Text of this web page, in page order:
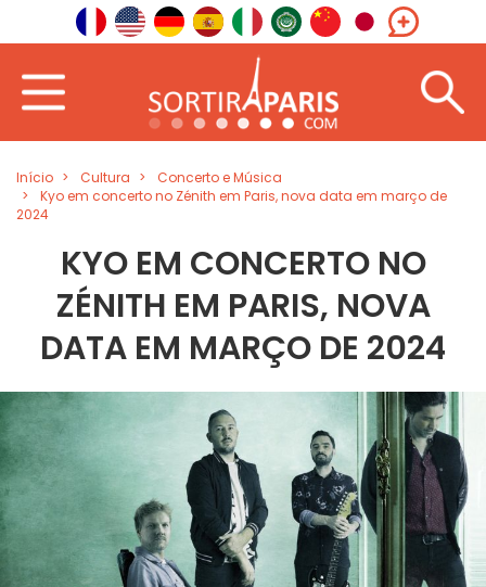
Início Cultura
Concerto e Música
Kyo em concerto no Zénith em Paris, nova data em março de
2024
KYO EM CONCERTO NO
ZÉNITH EM PARIS, NOVA
DATA EM MARÇO DE 2024